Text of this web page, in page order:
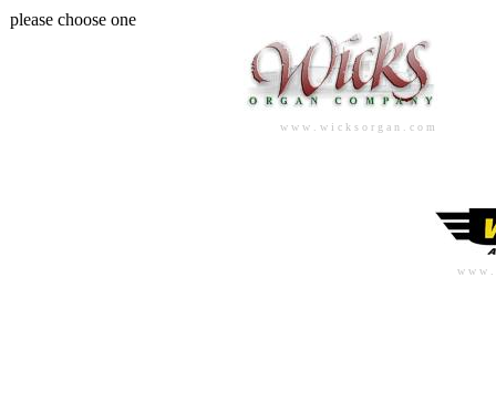
please choose one
w w w . w i c k s o r g a n . c o m
w w w .